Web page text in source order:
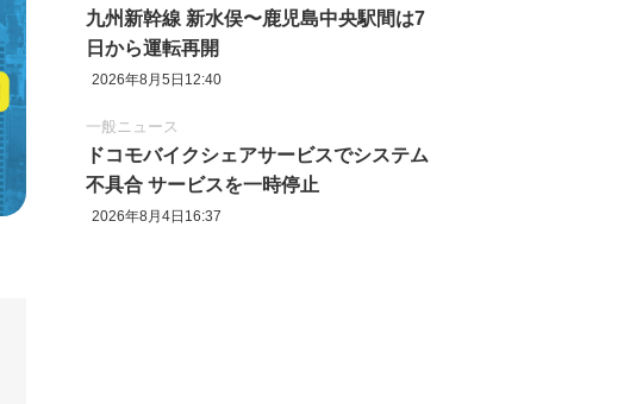
九州新幹線 新水俣〜鹿児島中央駅間は7
日から運転再開
2026年8月5日12:40
一般ニュース
ドコモバイクシェアサービスでシステム
不具合 サービスを一時停止
2026年8月4日16:37